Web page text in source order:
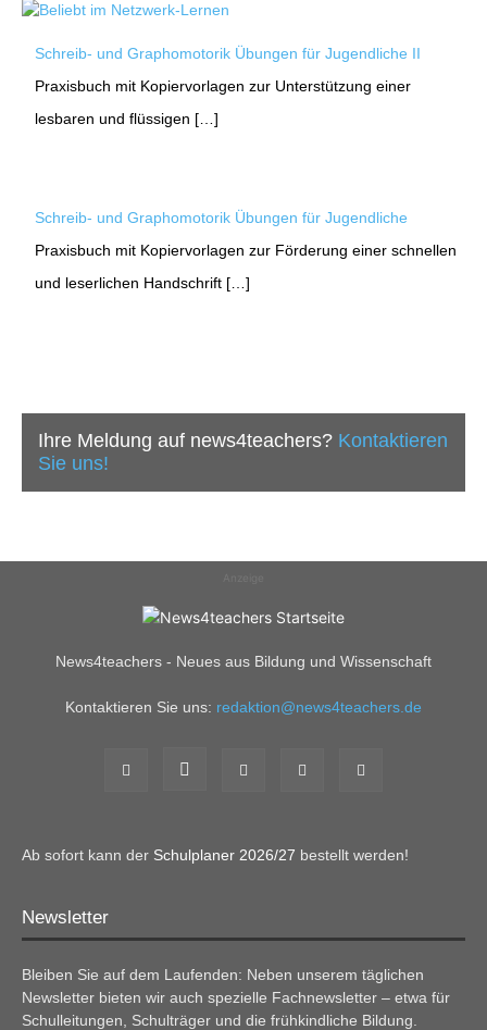
Schreib- und Graphomotorik Übungen für Jugendliche II
Praxisbuch mit Kopiervorlagen zur Unterstützung einer
lesbaren und flüssigen […]
Schreib- und Graphomotorik Übungen für Jugendliche
Praxisbuch mit Kopiervorlagen zur Förderung einer schnellen
und leserlichen Handschrift […]
Ihre Meldung auf news4teachers? Kontaktieren
Sie uns!
News4teachers - Neues aus Bildung und Wissenschaft
Kontaktieren Sie uns: redaktion@news4teachers.de
Ab sofort kann der Schulplaner 2026/27 bestellt werden!
Newsletter
Bleiben Sie auf dem Laufenden: Neben unserem täglichen
Newsletter bieten wir auch spezielle Fachnewsletter – etwa für
Schulleitungen, Schulträger und die frühkindliche Bildung.